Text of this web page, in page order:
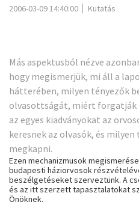
2006-03-09 14:40:00 Kutatás
Más aspektusból nézve
hogy megismerjük, mi áll a
hátterében, milyen tényezők
olvasottságát, miért forgatják
az egyes kiadványokat az
keresnek az olvasók, és
megkapni.
Ezen mechanizmusok
budapesti háziorvosok
beszélgetéseket szerveztünk. A
és az itt szerzett tapasztalatokat
Önöknek.